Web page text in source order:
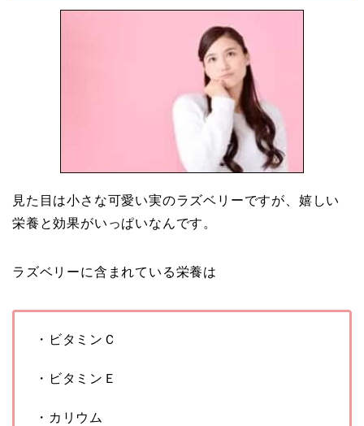
見た目は小さな可愛い実のラズベリーですが、嬉しい
栄養と効果がいっぱいなんです。
ラズベリーに含まれている栄養は
・ビタミンＣ
・ビタミンＥ
・カリウム